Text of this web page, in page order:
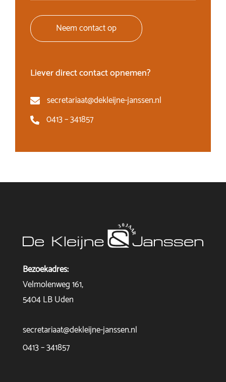
Neem contact op
Liever direct contact opnemen?
secretariaat@dekleijne-janssen.nl
0413 – 341857
Bezoekadres:
Velmolenweg 161,
5404 LB Uden
secretariaat@dekleijne-janssen.nl
0413 – 341857